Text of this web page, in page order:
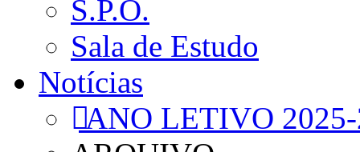
S.P.O.
Sala de Estudo
Notícias
ANO LETIVO